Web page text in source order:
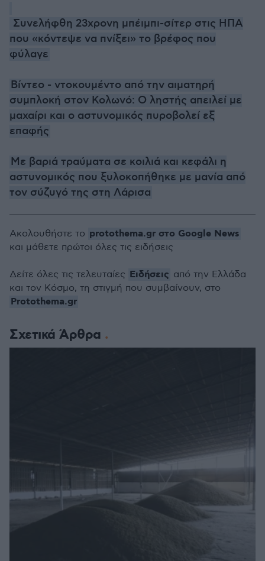
Συνελήφθη 23χρονη μπέιμπι-σίτερ στις ΗΠΑ
που «κόντεψε να πνίξει» το βρέφος που
φύλαγε
Βίντεο - ντοκουμέντο από την αιματηρή
συμπλοκή στον Κολωνό: Ο ληστής απειλεί με
μαχαίρι και ο αστυνομικός πυροβολεί εξ
επαφής
Με βαριά τραύματα σε κοιλιά και κεφάλι η
αστυνομικός που ξυλοκοπήθηκε με μανία από
τον σύζυγό της στη Λάρισα
Σχετικά Άρθρα
Ακολουθήστε το protothema.gr στο Google News
και μάθετε πρώτοι όλες τις ειδήσεις
Δείτε όλες τις τελευταίες Ειδήσεις από την Ελλάδα
και τον Κόσμο, τη στιγμή που συμβαίνουν, στο
Protothema.gr